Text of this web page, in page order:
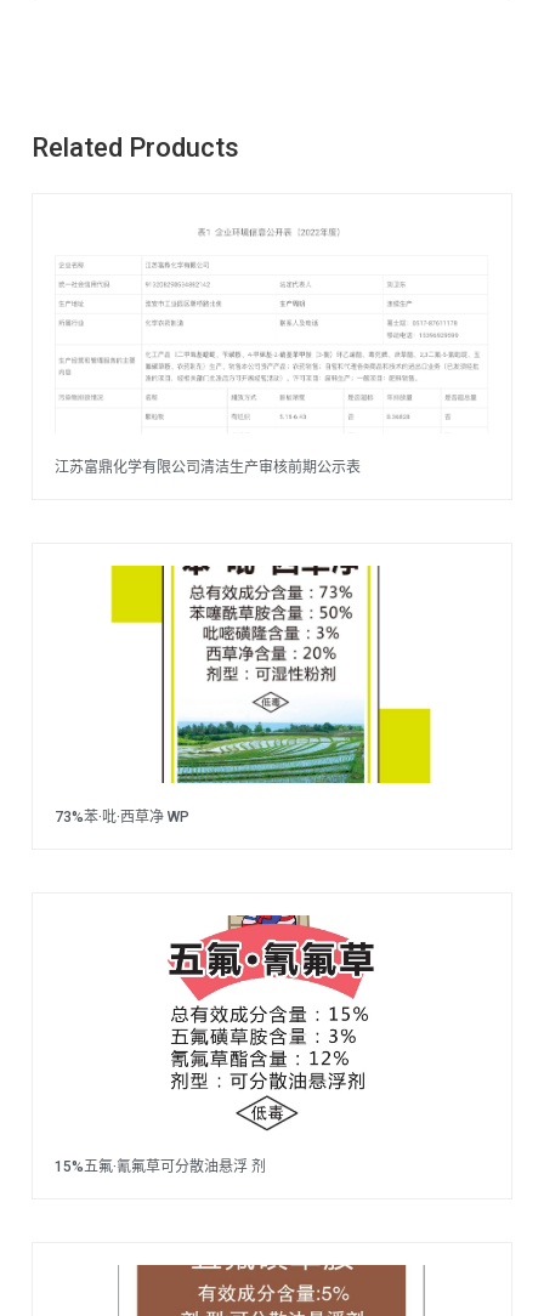
Related Products
江苏富鼎化学有限公司清洁生产审核前期公示表
73%苯·吡·西草净 WP
15%五氟·氰氟草可分散油悬浮 剂